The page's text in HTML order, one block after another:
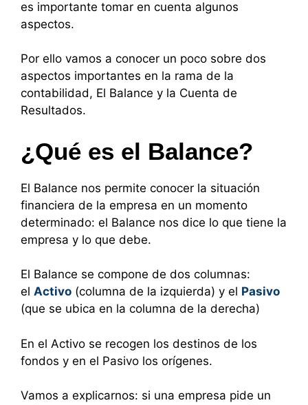
es importante tomar en cuenta algunos
aspectos.
Por ello vamos a conocer un poco sobre dos
aspectos importantes en la rama de la
contabilidad, El Balance y la Cuenta de
Resultados.
¿Qué es el Balance?
El Balance nos permite conocer la situación
financiera de la empresa en un momento
determinado: el Balance nos dice lo que tiene la
empresa y lo que debe.
El Balance se compone de dos columnas:
el Activo (columna de la izquierda) y el Pasivo
(que se ubica en la columna de la derecha)
En el Activo se recogen los destinos de los
fondos y en el Pasivo los orígenes.
Vamos a explicarnos: si una empresa pide un